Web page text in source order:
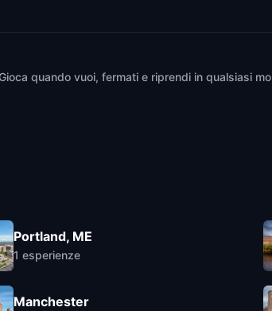
quando vuoi, fermati e riprendi in qualsiasi
Portland, ME
1 esperienze
Manchester